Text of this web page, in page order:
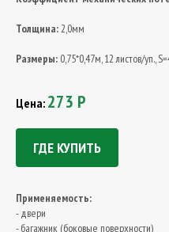
Толщина:2,0мм
Размеры: 0,75*0,47м, 12 листов/уп.,
Цена: 273 Р
ГДЕ КУПИТЬ
Применяемость:
- двери
- багажник (боковые поверхности)